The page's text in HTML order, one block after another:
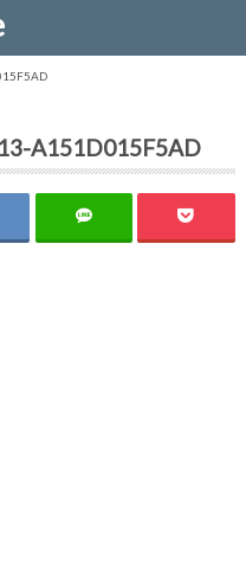
A151D015F5AD